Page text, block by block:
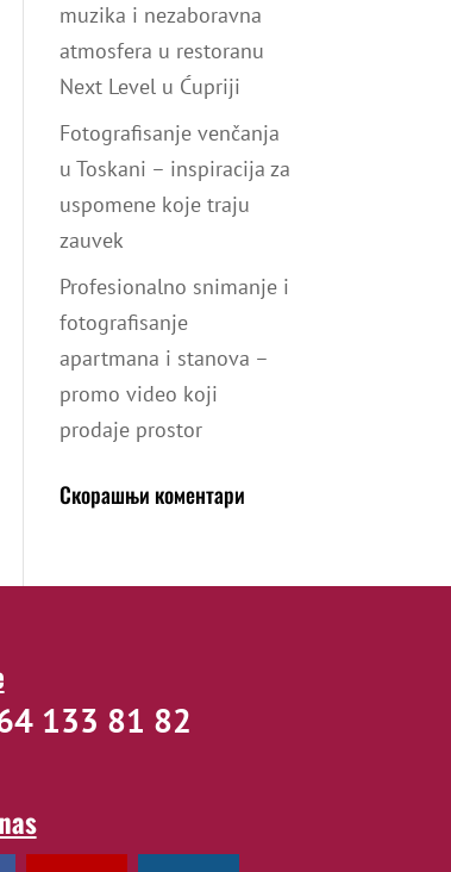
muzika i nezaboravna
atmosfera u restoranu
Next Level u Ćupriji
Fotografisanje venčanja
u Toskani – inspiracija za
uspomene koje traju
zauvek
Profesionalno snimanje i
fotografisanje
apartmana i stanova –
promo video koji
prodaje prostor
Скорашњи коментари
133 81 82